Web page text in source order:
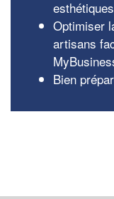
esthétiques
Optimiser
artisans
Bien